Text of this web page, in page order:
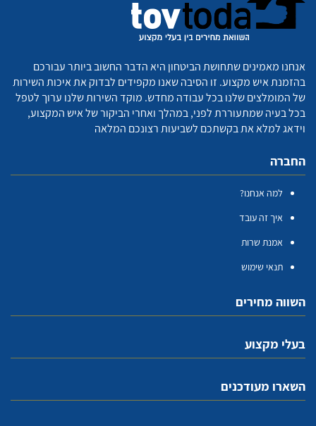
אנחנו מאמינים שתחושת הביטחון היא הדבר החשוב ביותר עבורכם
בהזמנת איש מקצוע. זו הסיבה שאנו מקפידים לבדוק את איכות השירות
של המומלצים שלנו בכל עבודה מחדש. מוקד השירות שלנו ערוך לטפל
בכל בעיה שמתעוררת לפני, במהלך ואחרי הביקור של איש המקצוע,
וידאג למלא את בקשתכם לשביעות רצונכם המלאה
החברה
למה אנחנו?
איך זה עובד
אמנת שרות
תנאי שימוש
השווה מחירים
בעלי מקצוע
השארו מעודכנים